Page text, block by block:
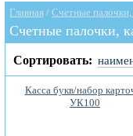
Главная / Счетные палочки,
Счетные палочки,
Сортировать:
Касса букв/набор
УК100